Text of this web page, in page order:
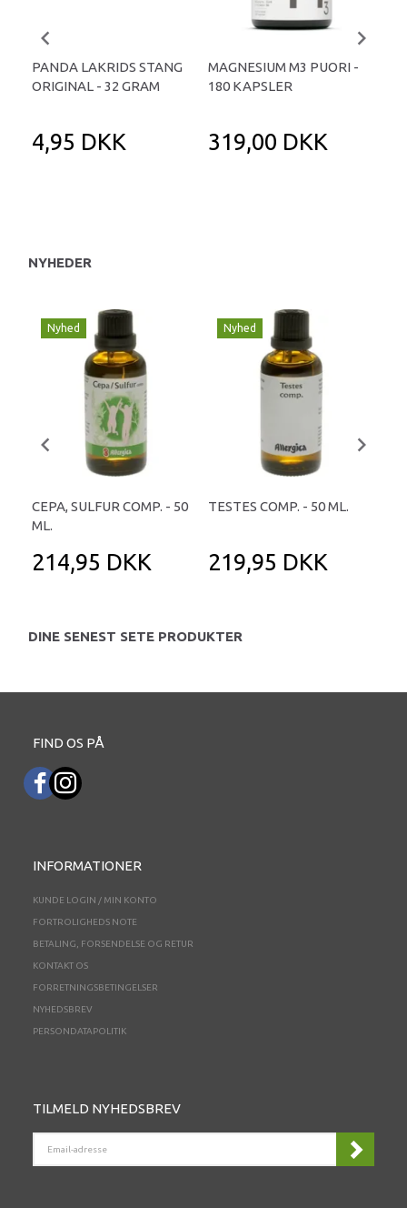
PANDA LAKRIDS STANG
ORIGINAL - 32 GRAM
4,95 DKK
MAGNESIUM M3 PUORI -
180 KAPSLER
319,00 DKK
NYHEDER
Nyhed
CEPA, SULFUR COMP. - 50
ML.
214,95 DKK
Nyhed
TESTES COMP. - 50 ML.
219,95 DKK
DINE SENEST SETE PRODUKTER
FIND OS PÅ
INFORMATIONER
KUNDE LOGIN / MIN KONTO
FORTROLIGHEDS NOTE
BETALING, FORSENDELSE OG RETUR
KONTAKT OS
FORRETNINGSBETINGELSER
NYHEDSBREV
PERSONDATAPOLITIK
TILMELD NYHEDSBREV
ADRESSE